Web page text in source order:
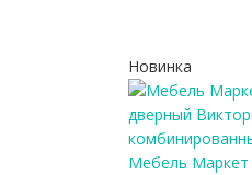
Новинка
Мебель